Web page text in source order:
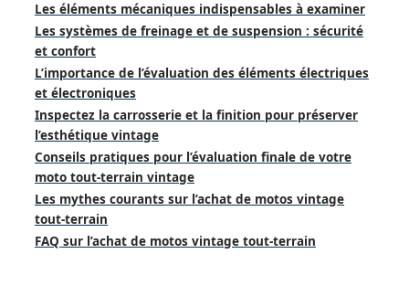
Les éléments mécaniques indispensables à examiner
Les systèmes de freinage et de suspension : sécurité
et confort
L’importance de l’évaluation des éléments électriques
et électroniques
Inspectez la carrosserie et la finition pour préserver
l’esthétique vintage
Conseils pratiques pour l’évaluation finale de votre
moto tout-terrain vintage
Les mythes courants sur l’achat de motos vintage
tout-terrain
FAQ sur l’achat de motos vintage tout-terrain